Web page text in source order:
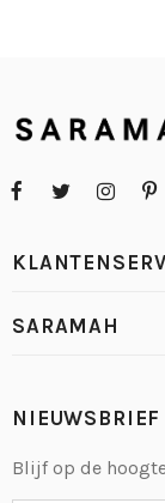
SARAMAH
NIEUWSBRIEF
Blijf op de